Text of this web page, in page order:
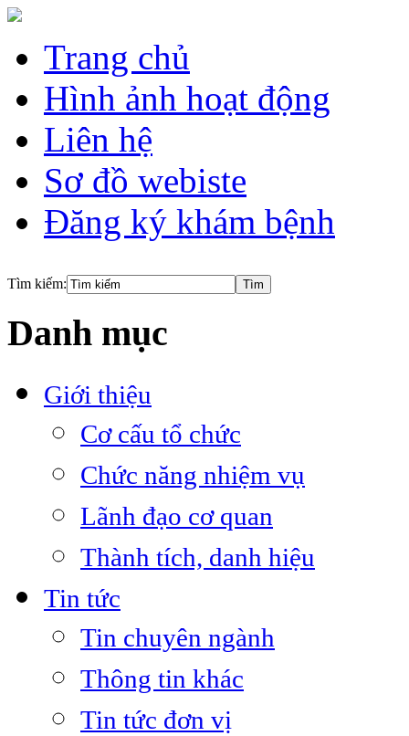
Trang chủ
Hình ảnh hoạt động
Liên hệ
Sơ đồ webiste
Đăng ký khám bệnh
Tìm kiếm:
Danh mục
Giới thiệu
Cơ cấu tổ chức
Chức năng nhiệm vụ
Lãnh đạo cơ quan
Thành tích, danh hiệu
Tin tức
Tin chuyên ngành
Thông tin khác
Tin tức đơn vị